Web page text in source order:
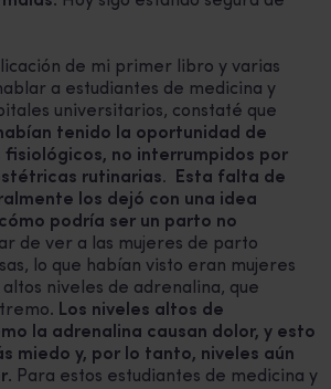
de mi primer libro y varias
a estudiantes de medicina y
universitarios, constaté que
tenido la oportunidad de
no interrumpidos por
rutinarias. Esta falta de
los dejó con una idea
podría ser un parto no
de ver a las mujeres de parto
lo que habían visto eran mujeres
niveles de adrenalina, que
Los niveles altos de
la adrenalina causan dolor, y esto
miedo y, por lo tanto, niveles aún
. Para estos estudiantes de medicina y